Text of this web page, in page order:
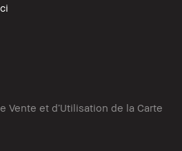
Vente et d’Utilisation de la Carte